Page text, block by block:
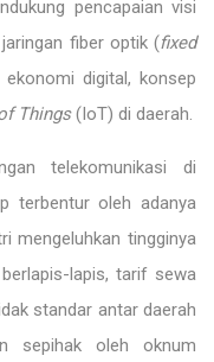
pencapaian visi
fiber optik (fixed
digital, konsep
Things(IoT) di daerah.
telekomunikasi di
terbentur oleh adanya
mengeluhkan tingginya
lapis, tarif sewa
standar antar daerah
sepihak oleh oknum